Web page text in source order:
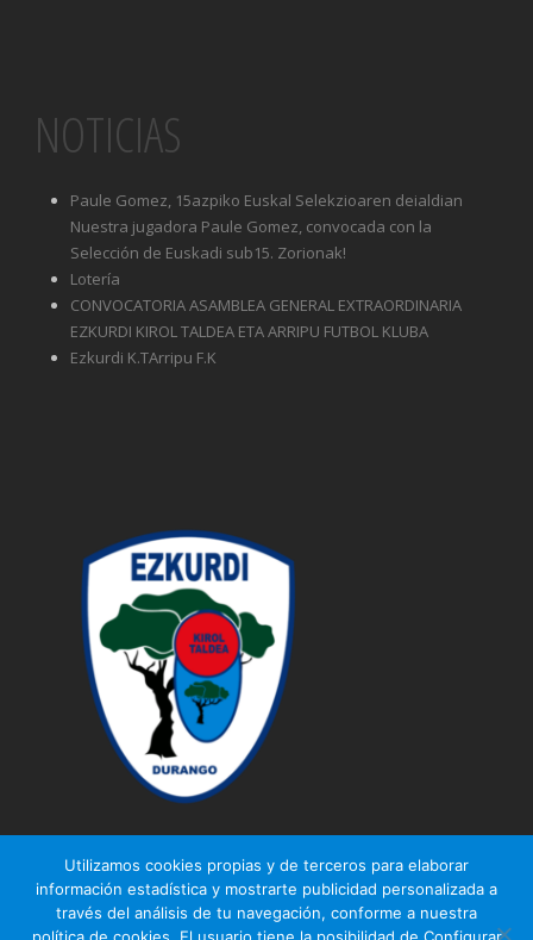
NOTICIAS
Paule Gomez, 15azpiko Euskal Selekzioaren deialdian
Nuestra jugadora Paule Gomez, convocada con la
Selección de Euskadi sub15. Zorionak!
Lotería
CONVOCATORIA ASAMBLEA GENERAL EXTRAORDINARIA
EZKURDI KIROL TALDEA ETA ARRIPU FUTBOL KLUBA
Ezkurdi K.TArripu F.K
© Ezkurdi KT
Utilizamos cookies propias y de terceros para elaborar
información estadística y mostrarte publicidad personalizada a
través del análisis de tu navegación, conforme a nuestra